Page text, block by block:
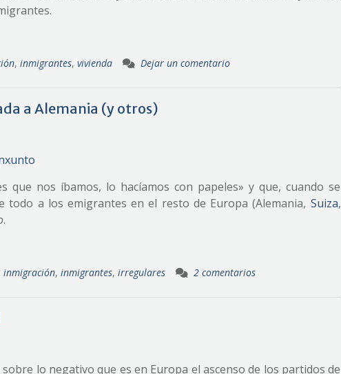
, inmigrantes, vivienda Dejar un comentario
a Alemania (y otros)
que nos íbamos, lo hacíamos con papeles» y que, cuando se
todo a los emigrantes en el resto de Europa (Alemania, Suiza,
.
inmigración, inmigrantes, irregulares 2 comentarios
lo negativo que es en Europa el ascenso de los partidos de